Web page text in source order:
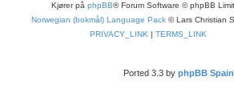
Kjører på phpBB® Forum Software © phpBB
Norwegian (bokmål) Language Pack © Lars Christian
PRIVACY_LINK | TERMS_LINK
Ported 3.3 by phpBB Spain